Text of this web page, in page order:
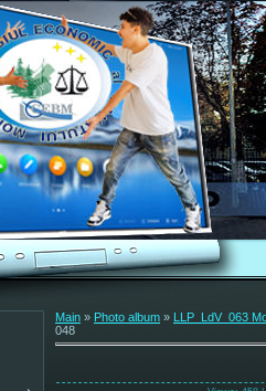
Main » Photo album » LLP_LdV_063
048